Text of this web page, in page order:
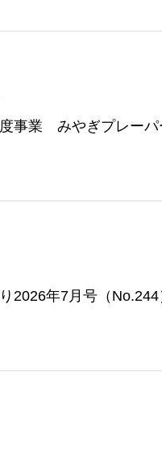
事業 みやぎプレーパ
2026年7月号（